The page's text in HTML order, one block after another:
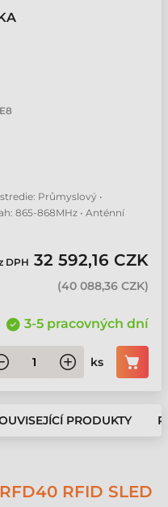
Průmyslový •
865-868MHz • Anténní
DPH 32 592,16 CZK
(40 088,36 CZK)
3-5 pracovných dní
ks
PRODUKTY
RFID SLED